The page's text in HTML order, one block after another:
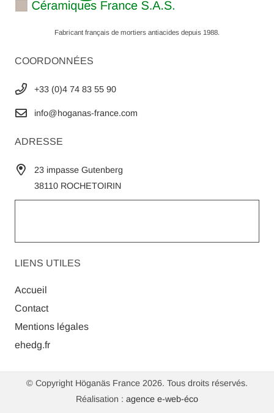
Fabricant français de mortiers antiacides depuis 1988.
COORDONNÉES
+33 (0)4 74 83 55 90
info@hoganas-france.com
ADRESSE
23 impasse Gutenberg
38110 ROCHETOIRIN
LIENS UTILES
Accueil
Contact
Mentions légales
ehedg.fr
© Copyright Höganäs France 2026. Tous droits réservés.
Réalisation : agence e-web-éco